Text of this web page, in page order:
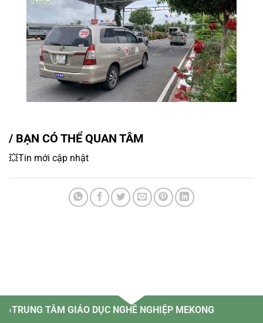
/ BẠN CÓ THỂ QUAN TÂM
💥Tin mới cập nhật
‹TRUNG TÂM GIÁO DỤC NGHỀ NGHIỆP MEKONG